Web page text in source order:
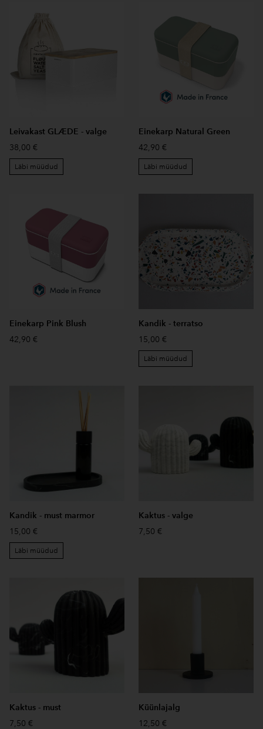
Leivakast GLÆDE - valge
38,00 €
Läbi müüdud
Einekarp Natural Green
42,90 €
Läbi müüdud
Einekarp Pink Blush
42,90 €
Kandik - terratso
15,00 €
Läbi müüdud
Kandik - must marmor
15,00 €
Läbi müüdud
Kaktus - valge
7,50 €
Kaktus - must
7,50 €
Küünlajalg
12,50 €